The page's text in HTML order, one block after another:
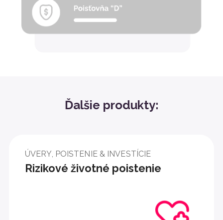
Ďalšie produkty:
ÚVERY, POISTENIE & INVESTÍCIE
Rizikové životné poistenie